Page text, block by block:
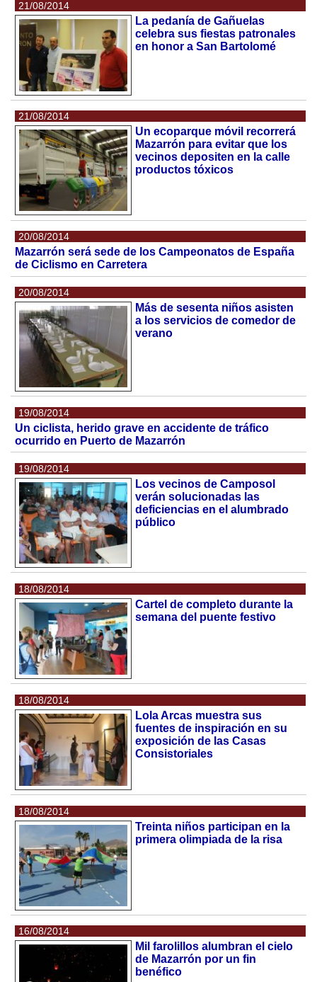
21/08/2014
La pedanía de Gañuelas
celebra sus fiestas patronales
en honor a San Bartolomé
21/08/2014
Un ecoparque móvil recorrerá
Mazarrón para evitar que los
vecinos depositen en la calle
productos tóxicos
20/08/2014
Mazarrón será sede de los Campeonatos de España
de Ciclismo en Carretera
20/08/2014
Más de sesenta niños asisten
a los servicios de comedor de
verano
19/08/2014
Un ciclista, herido grave en accidente de tráfico
ocurrido en Puerto de Mazarrón
19/08/2014
Los vecinos de Camposol
verán solucionadas las
deficiencias en el alumbrado
público
18/08/2014
Cartel de completo durante la
semana del puente festivo
18/08/2014
Lola Arcas muestra sus
fuentes de inspiración en su
exposición de las Casas
Consistoriales
18/08/2014
Treinta niños participan en la
primera olimpiada de la risa
16/08/2014
Mil farolillos alumbran el cielo
de Mazarrón por un fin
benéfico